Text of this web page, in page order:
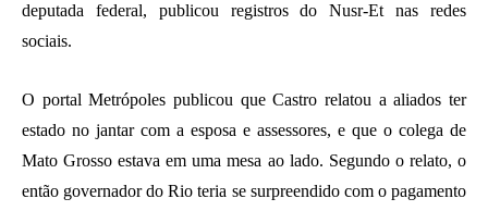
deputada federal, publicou registros do Nusr-Et nas redes
sociais.
O portal Metrópoles publicou que Castro relatou a aliados ter
estado no jantar com a esposa e assessores, e que o colega de
Mato Grosso estava em uma mesa ao lado. Segundo o relato, o
então governador do Rio teria se surpreendido com o pagamento